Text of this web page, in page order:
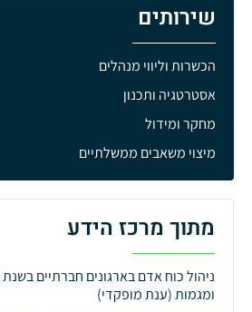
שירותים
הכשרות וליווי מנהלים
אסטרטגיה ותכנון
מחקר ומידול
מיצוי משאבים ממשלתיים
מתוך מרכז הידע
ומגמות (ענת מופקדי)